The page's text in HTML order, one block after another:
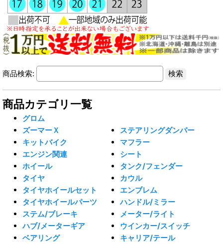
商品検索:
商品カテゴリ一覧
グロム
ズーマーＸ
キットバイク
エンジン関連
ホイール
タイヤ
タイヤホイールセット
タイヤホイールパーツ
ステム/ブレーキ
ハブ/メーターギア
ベアリング
ステアリングダンパー
マフラー
シート
タンク/フェンダー
カウル
エンブレム
ハンドル/ミラー
メーター/ライト
ウインカー/スイッチ
キャリア/テール